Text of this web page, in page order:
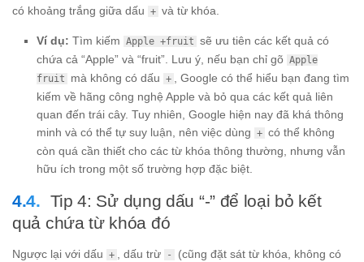
có khoảng trắng giữa dấu + và từ khóa.
Ví dụ: Tìm kiếm Apple +fruit sẽ ưu tiên các kết quả có
chứa cả “Apple” và “fruit”. Lưu ý, nếu bạn chỉ gõ Apple
fruit
mà không có dấu + , Google có thể hiểu bạn đang tìm
kiếm về hãng công nghệ Apple và bỏ qua các kết quả liên
quan đến trái cây. Tuy nhiên, Google hiện nay đã khá thông
minh và có thể tự suy luận, nên việc dùng + có thể không
còn quá cần thiết cho các từ khóa thông thường, nhưng vẫn
hữu ích trong một số trường hợp đặc biệt.
Tip 4: Sử dụng dấu “-” để loại bỏ kết
quả chứa từ khóa đó
Ngược lại với dấu + , dấu trừ -
(cũng đặt sát từ khóa, không có